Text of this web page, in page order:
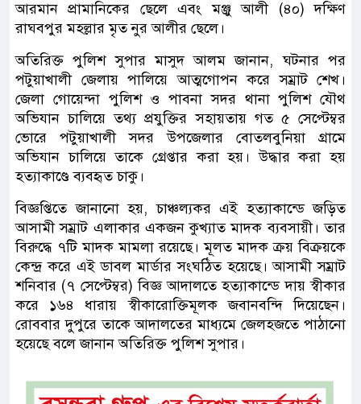
আরমান প্রামানিকের ছেলে এবং মঞ্জু আলী (৪০) দক্ষিণ
রাঘবপুর মহল্লার মৃত নুর আলীর ছেলে।
অতিরিক্ত পুলিশ সুপার মাসুদ আলম জানান, ঘটনার পর
পটুয়াখালী জেলায় পালিয়ে আত্মগোপন করে সম্রাট শেখ।
জেলা গোয়েন্দা পুলিশ ও পাবনা সদর থানা পুলিশ যৌথ
অভিযান চালিয়ে তথ্য প্রযুক্তির সহায়তায় গত ৫ সেপ্টেম্বর
ভোরে পটুয়াখালী সদর উপজেলার বোতলবুনিয়া গ্রামে
অভিযান চালিয়ে তাকে গ্রেপ্তার করা হয়। উদ্ধার করা হয়
হত্যাকাণ্ডে ব্যবহৃত চাকু।
বিজ্ঞপ্তিতে জানানো হয়, চাঞ্চল্যকর এই হত্যাকান্ডে জড়িত
আসামী সম্রাট এলাকার একজন কুখ্যাত মাদক ব্যবসায়ী। তার
বিরুদ্ধে ৭টি মাদক মামলা রয়েছে। মূলত মাদক ক্রয় বিক্রয়কে
কেন্দ্র করে এই ডাবল মার্ডার সংঘঠিত হয়েছে। আসামী সম্রাট
শনিবার (৭ সেপ্টেম্বর) বিজ্ঞ আদালতে হত্যাকান্ডে দায় স্বীকার
করে ১৬৪ ধারায় স্বীকারোক্তিমূলক জবানবন্দি দিয়েছেন।
রোববার দুপুরে তাকে আদালতের মাধ্যমে জেলহজতে পাঠানো
হয়েছে বলে জানান অতিরিক্ত পুলিশ সুপার।